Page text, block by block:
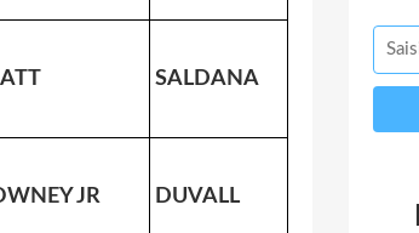
SALDANA
JR DUVALL